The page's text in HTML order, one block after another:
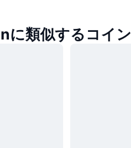
に類似するコイン